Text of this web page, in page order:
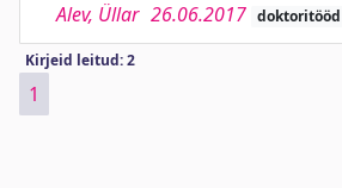
Alev, Üllar 26.06.2017 doktoritööd
Kirjeid leitud: 2
1